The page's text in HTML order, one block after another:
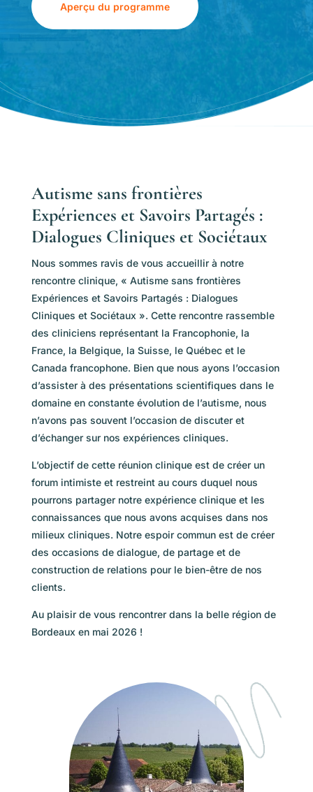
Aperçu du programme
Autisme sans frontières
Expériences et Savoirs Partagés :
Dialogues Cliniques et Sociétaux
Nous sommes ravis de vous accueillir à notre
rencontre clinique, « Autisme sans frontières
Expériences et Savoirs Partagés : Dialogues
Cliniques et Sociétaux ». Cette rencontre rassemble
des cliniciens représentant la Francophonie, la
France, la Belgique, la Suisse, le Québec et le
Canada francophone. Bien que nous ayons l’occasion
d’assister à des présentations scientifiques dans le
domaine en constante évolution de l’autisme, nous
n’avons pas souvent l’occasion de discuter et
d’échanger sur nos expériences cliniques.
L’objectif de cette réunion clinique est de créer un
forum intimiste et restreint au cours duquel nous
pourrons partager notre expérience clinique et les
connaissances que nous avons acquises dans nos
milieux cliniques. Notre espoir commun est de créer
des occasions de dialogue, de partage et de
construction de relations pour le bien-être de nos
clients.
Au plaisir de vous rencontrer dans la belle région de
Bordeaux en mai 2026 !